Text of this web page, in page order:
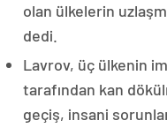
olan ülkelerin
dedi.
Lavrov, üç ülkenin
tarafından kan
geçiş, insani